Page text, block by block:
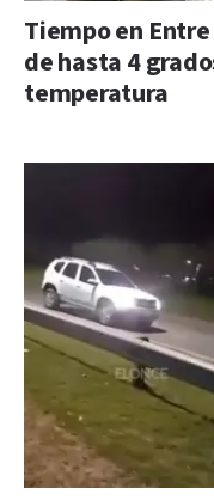
Tiempo en
de hasta 4
temperatura